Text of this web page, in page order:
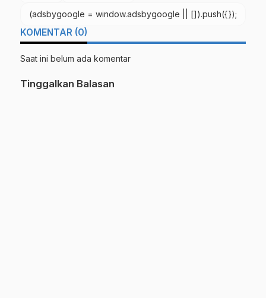
(adsbygoogle = window.adsbygoogle || []).push({});
KOMENTAR (0)
Saat ini belum ada komentar
Tinggalkan Balasan